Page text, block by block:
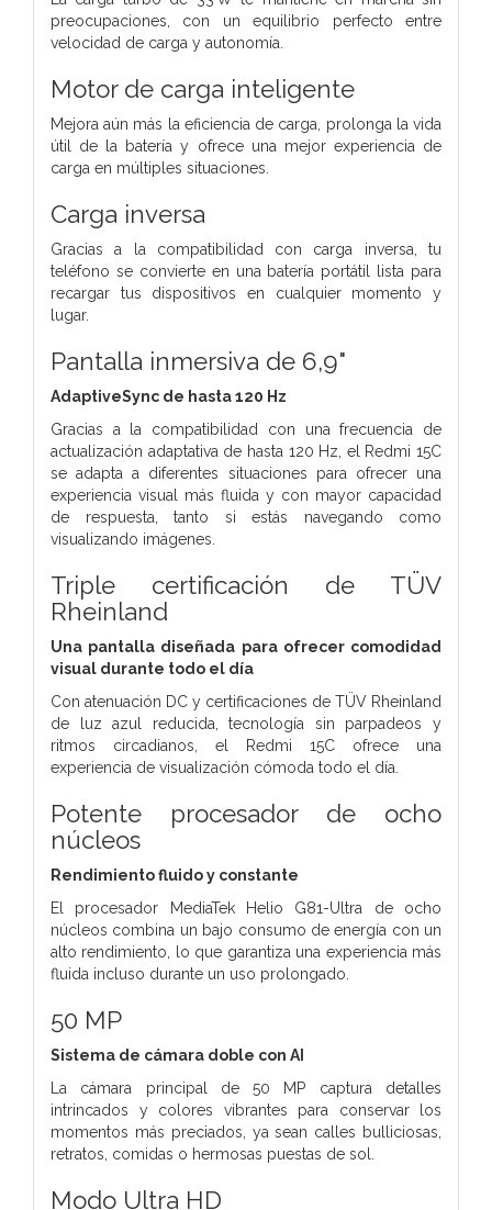
preocupaciones, con un equilibrio perfecto entre
velocidad de carga y autonomía.
Motor de carga inteligente
Mejora aún más la eficiencia de carga, prolonga la vida
útil de la batería y ofrece una mejor experiencia de
carga en múltiples situaciones.
Carga inversa
Gracias a la compatibilidad con carga inversa, tu
teléfono se convierte en una batería portátil lista para
recargar tus dispositivos en cualquier momento y
lugar.
Pantalla inmersiva de 6,9"
AdaptiveSync de hasta 120 Hz
Gracias a la compatibilidad con una frecuencia de
actualización adaptativa de hasta 120 Hz, el Redmi 15C
se adapta a diferentes situaciones para ofrecer una
experiencia visual más fluida y con mayor capacidad
de respuesta, tanto si estás navegando como
visualizando imágenes.
Triple certificación de TÜV
Rheinland
Una pantalla diseñada para ofrecer comodidad
visual durante todo el día
Con atenuación DC y certificaciones de TÜV Rheinland
de luz azul reducida, tecnología sin parpadeos y
ritmos circadianos, el Redmi 15C ofrece una
experiencia de visualización cómoda todo el día.
Potente procesador de ocho
núcleos
Rendimiento fluido y constante
El procesador MediaTek Helio G81-Ultra de ocho
núcleos combina un bajo consumo de energía con un
alto rendimiento, lo que garantiza una experiencia más
fluida incluso durante un uso prolongado.
50 MP
Sistema de cámara doble con AI
La cámara principal de 50 MP captura detalles
intrincados y colores vibrantes para conservar los
momentos más preciados, ya sean calles bulliciosas,
retratos, comidas o hermosas puestas de sol.
Modo Ultra HD